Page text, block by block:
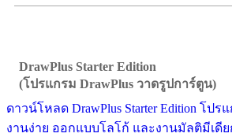
DrawPlus Starter Edition
(โปรแกรม DrawPlus วาดรูปการ์ตูน)
ดาวน์โหลด DrawPlus Starter Edition โป
งานง่าย ออกแบบโลโก้ และงานมัลติมีเดี